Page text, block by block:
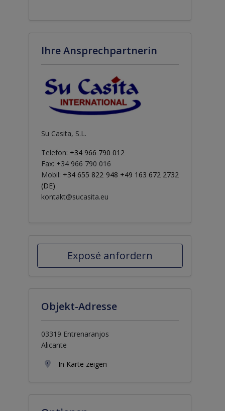
Ihre Ansprechpartnerin
Su Casita, S.L.
Telefon: +34 966 790 012
Fax: +34 966 790 016
Mobil: +34 655 822 948 +49 163 672 2732
(DE)
kontakt@sucasita.eu
Exposé anfordern
Objekt-Adresse
03319 Entrenaranjos
Alicante
In Karte zeigen